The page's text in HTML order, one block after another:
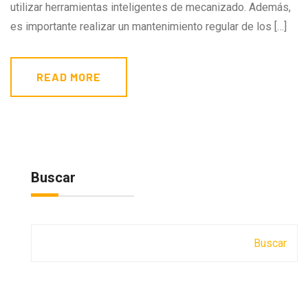
utilizar herramientas inteligentes de mecanizado. Además,
es importante realizar un mantenimiento regular de los […]
READ MORE
Buscar
Buscar